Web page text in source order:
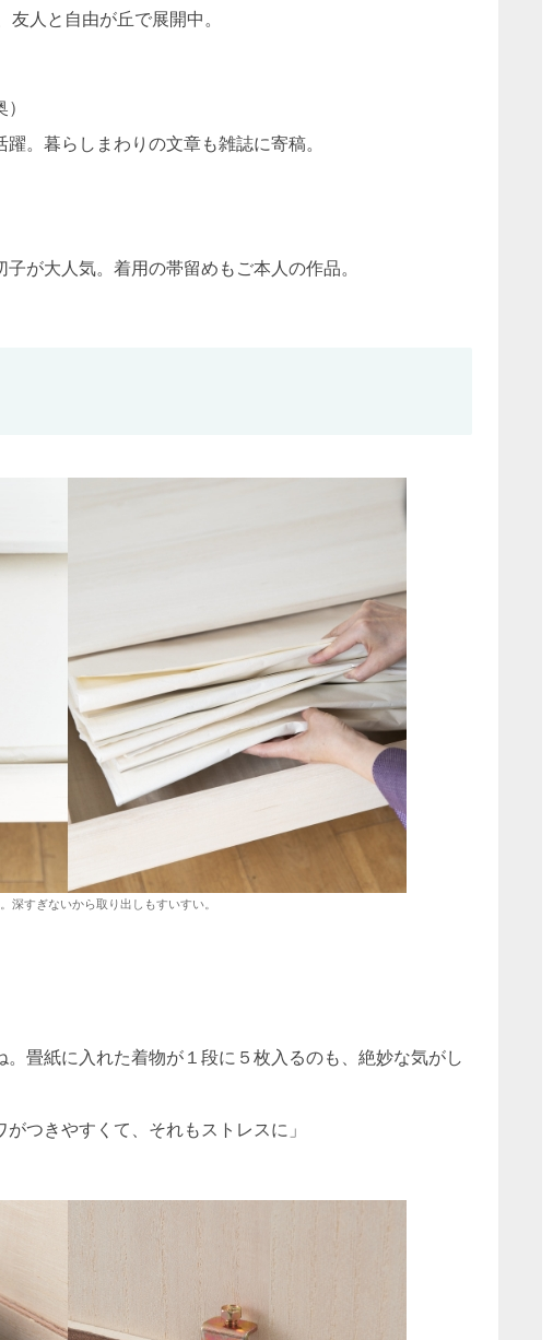
人と自由が丘で展開中。
。暮らしまわりの文章も雑誌に寄稿。
が大人気。着用の帯留めもご本人の作品。
深すぎないから取り出しもすいすい。
畳紙に入れた着物が１段に５枚入るのも、絶妙な気がし
つきやすくて、それもストレスに」